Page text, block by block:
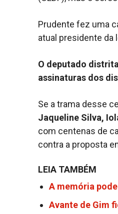
Prudente fez uma
atual presidente da
O deputado
assinaturas dos
Se a trama desse
Jaqueline Silva,
com centenas de
contra a proposta
LEIA TAMBÉM
A memória
Avante de Gim